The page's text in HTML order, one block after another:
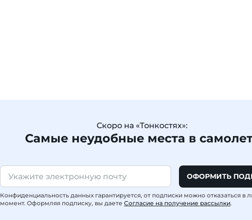
Скоро на «Тонкостях»:
Самые неудобные места в
ОФОРМИТЬ
Конфиденциальность данных гарантируется, от подписки можно отказаться в
момент. Оформляя подписку, вы даете Согласие на получение рассылки.